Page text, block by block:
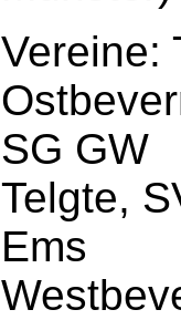
Vereine:
SG GW
Telgte,
Ems